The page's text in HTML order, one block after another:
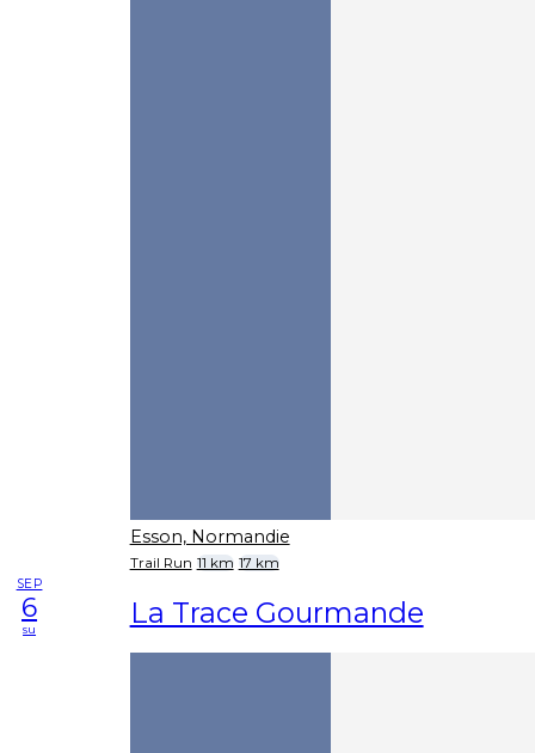
Esson, Normandie
Trail Run 11 km 17 km
SEP
6
su La Trace Gourmande